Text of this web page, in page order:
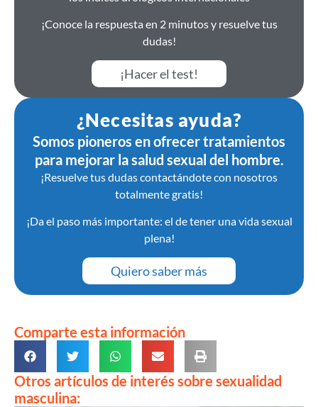
¡Conoce la respuesta en 2 minutos y resuelve tus
dudas!
¡Hacer el test!
¿Necesitas ayuda?
Somos pioneros en ofrecer tratamientos
para mejorar la salud sexual del hombre.
¡Resuelve tus dudas contactándote con nosotros
totalmente gratis!
¡Da el paso más importante: el de tener una vida sexual
plena!
Quiero saber más
Comparte esta información
Otros artículos de interés sobre sexualidad
masculina: